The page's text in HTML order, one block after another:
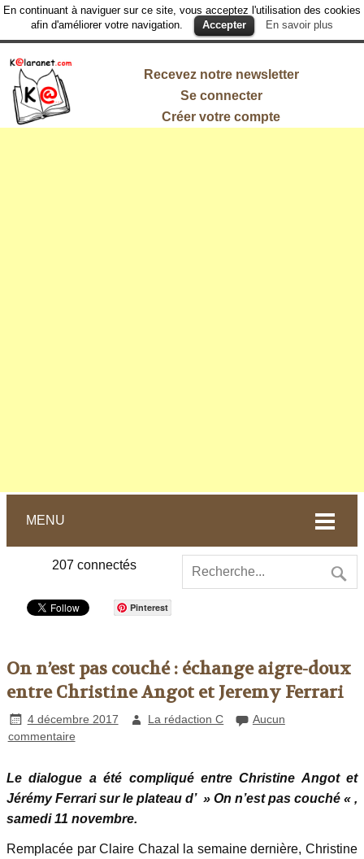
En continuant à naviguer sur ce site, vous acceptez l'utilisation des cookies
afin d'améliorer votre navigation.
Accepter En savoir plus
Recevez notre newsletter
Se connecter
Créer votre compte
MENU
207 connectés
Pinterest
On n’est pas couché : échange aigre-doux
entre Christine Angot et Jeremy Ferrari
4 décembre 2017 La rédaction C
Aucun
commentaire
Le dialogue a été compliqué entre Christine Angot et
Jérémy Ferrari sur le plateau d’ » On n’est pas couché « ,
samedi 11 novembre.
Remplacée par Claire Chazal la semaine dernière, Christine